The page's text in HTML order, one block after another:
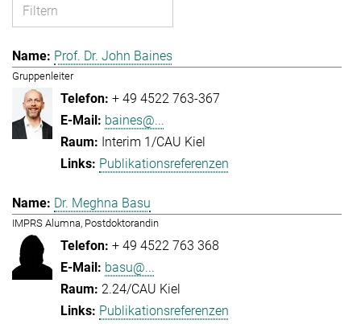
Prof. Dr. John Baines
Gruppenleiter
+ 49 4522 763-367
baines@...
Interim 1/CAU Kiel
Publikationsreferenzen
Dr. Meghna Basu
IMPRS Alumna, Postdoktorandin
+ 49 4522 763 368
basu@...
2.24/CAU Kiel
Publikationsreferenzen